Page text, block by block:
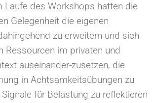
Laufe des Workshops hatten die
Gelegenheit die eigenen
zu erweitern und sich
Ressourcen im privaten und
auseinander-zusetzen, die
in Achtsamkeitsübungen zu
für Belastung zu reflektieren